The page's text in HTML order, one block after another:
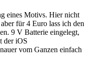
eines Motivs. Hier nicht
für 4 Euro lass ich den
9 V Batterie eingelegt,
der iOS
vom Ganzen einfach